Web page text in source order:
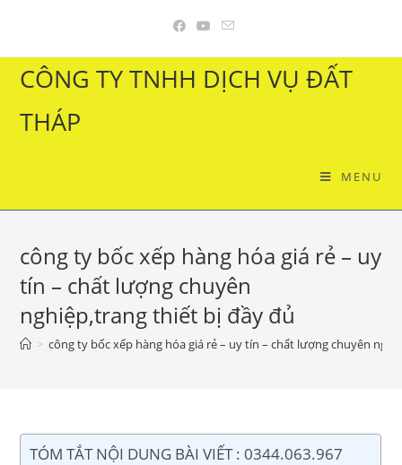
content
CÔNG TY TNHH DỊCH VỤ ĐẤT
THÁP
MENU
công ty bốc xếp hàng hóa giá rẻ – uy
tín – chất lượng chuyên
nghiệp,trang thiết bị đầy đủ
> công ty bốc xếp hàng hóa giá rẻ – uy tín – chất lượng chuyên
TÓM TẮT NỘI DUNG BÀI VIẾT : 0344.063.967